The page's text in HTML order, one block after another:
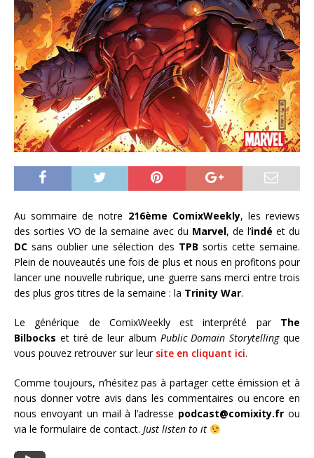
Au sommaire de notre 216ème ComixWeekly, les reviews
des sorties VO de la semaine avec du Marvel, de l’indé et du
DC sans oublier une sélection des TPB sortis cette semaine.
Plein de nouveautés une fois de plus et nous en profitons pour
lancer une nouvelle rubrique, une guerre sans merci entre trois
des plus gros titres de la semaine : la Trinity War.
Le générique de ComixWeekly est interprété par The
Bilbocks et tiré de leur album Public Domain Storytellingque
vous pouvez retrouver sur leursite en cliquant ici.
Comme toujours, n’hésitez pas à partager cette émission et à
nous donner votre avis dans les commentaires ou encore en
nous envoyant un mail à l’adresse podcast@comixity.fr ou
via le formulaire de contact. Just listen to it